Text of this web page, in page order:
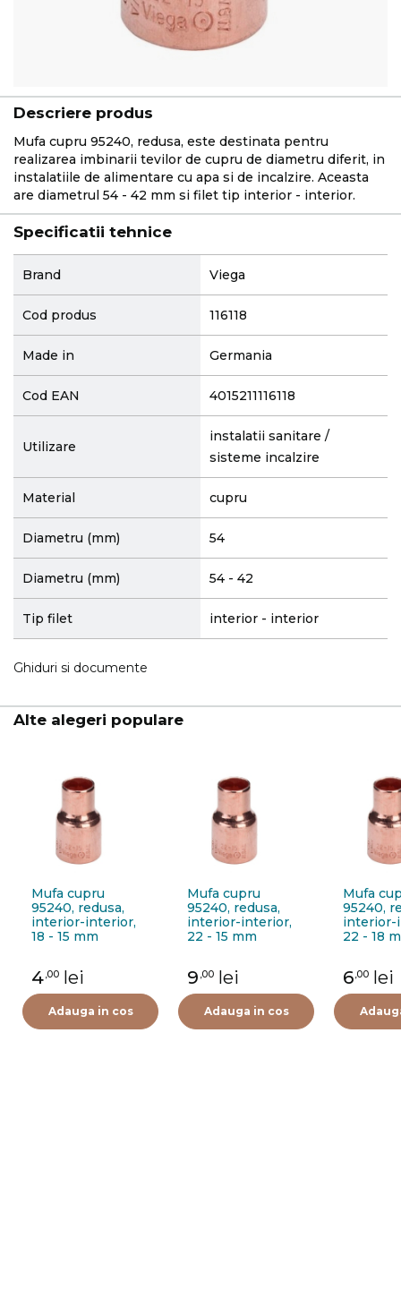
Descriere produs
Mufa cupru 95240, redusa, este destinata pentru
realizarea imbinarii tevilor de cupru de diametru diferit, in
instalatiile de alimentare cu apa si de incalzire. Aceasta
are diametrul 54 - 42 mm si filet tip interior - interior.
Specificatii tehnice
Brand Viega
Cod produs 116118
Made in Germania
Cod EAN 4015211116118
Utilizare
instalatii sanitare /
sisteme incalzire
Material cupru
Diametru (mm) 54
Diametru (mm) 54 - 42
Tip filet interior - interior
Ghiduri si documente
Alte alegeri populare
Mufa cupru
95240, redusa,
interior-interior,
18 - 15 mm
4,00 lei
Adauga in cos
Mufa cupru
95240, redusa,
interior-interior,
22 - 15 mm
9 ,00 lei
Adauga in cos
Mufa
95240,
interior-
22 - 18
6,00 lei